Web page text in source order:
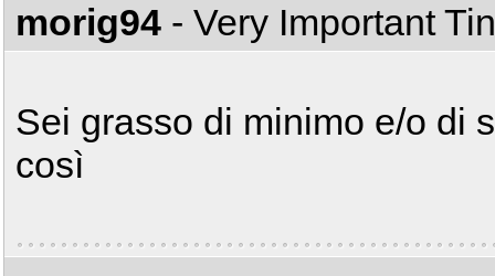
morig94 - Very Important
Sei grasso di minimo e/o di
così